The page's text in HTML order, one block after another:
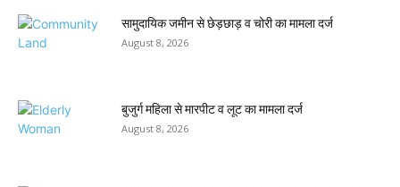
सामुदायिक जमीन से छेड़छाड़ व चोरी का मामला दर्ज
August 8, 2026
बुजुर्ग महिला से मारपीट व लूट का मामला दर्ज
August 8, 2026